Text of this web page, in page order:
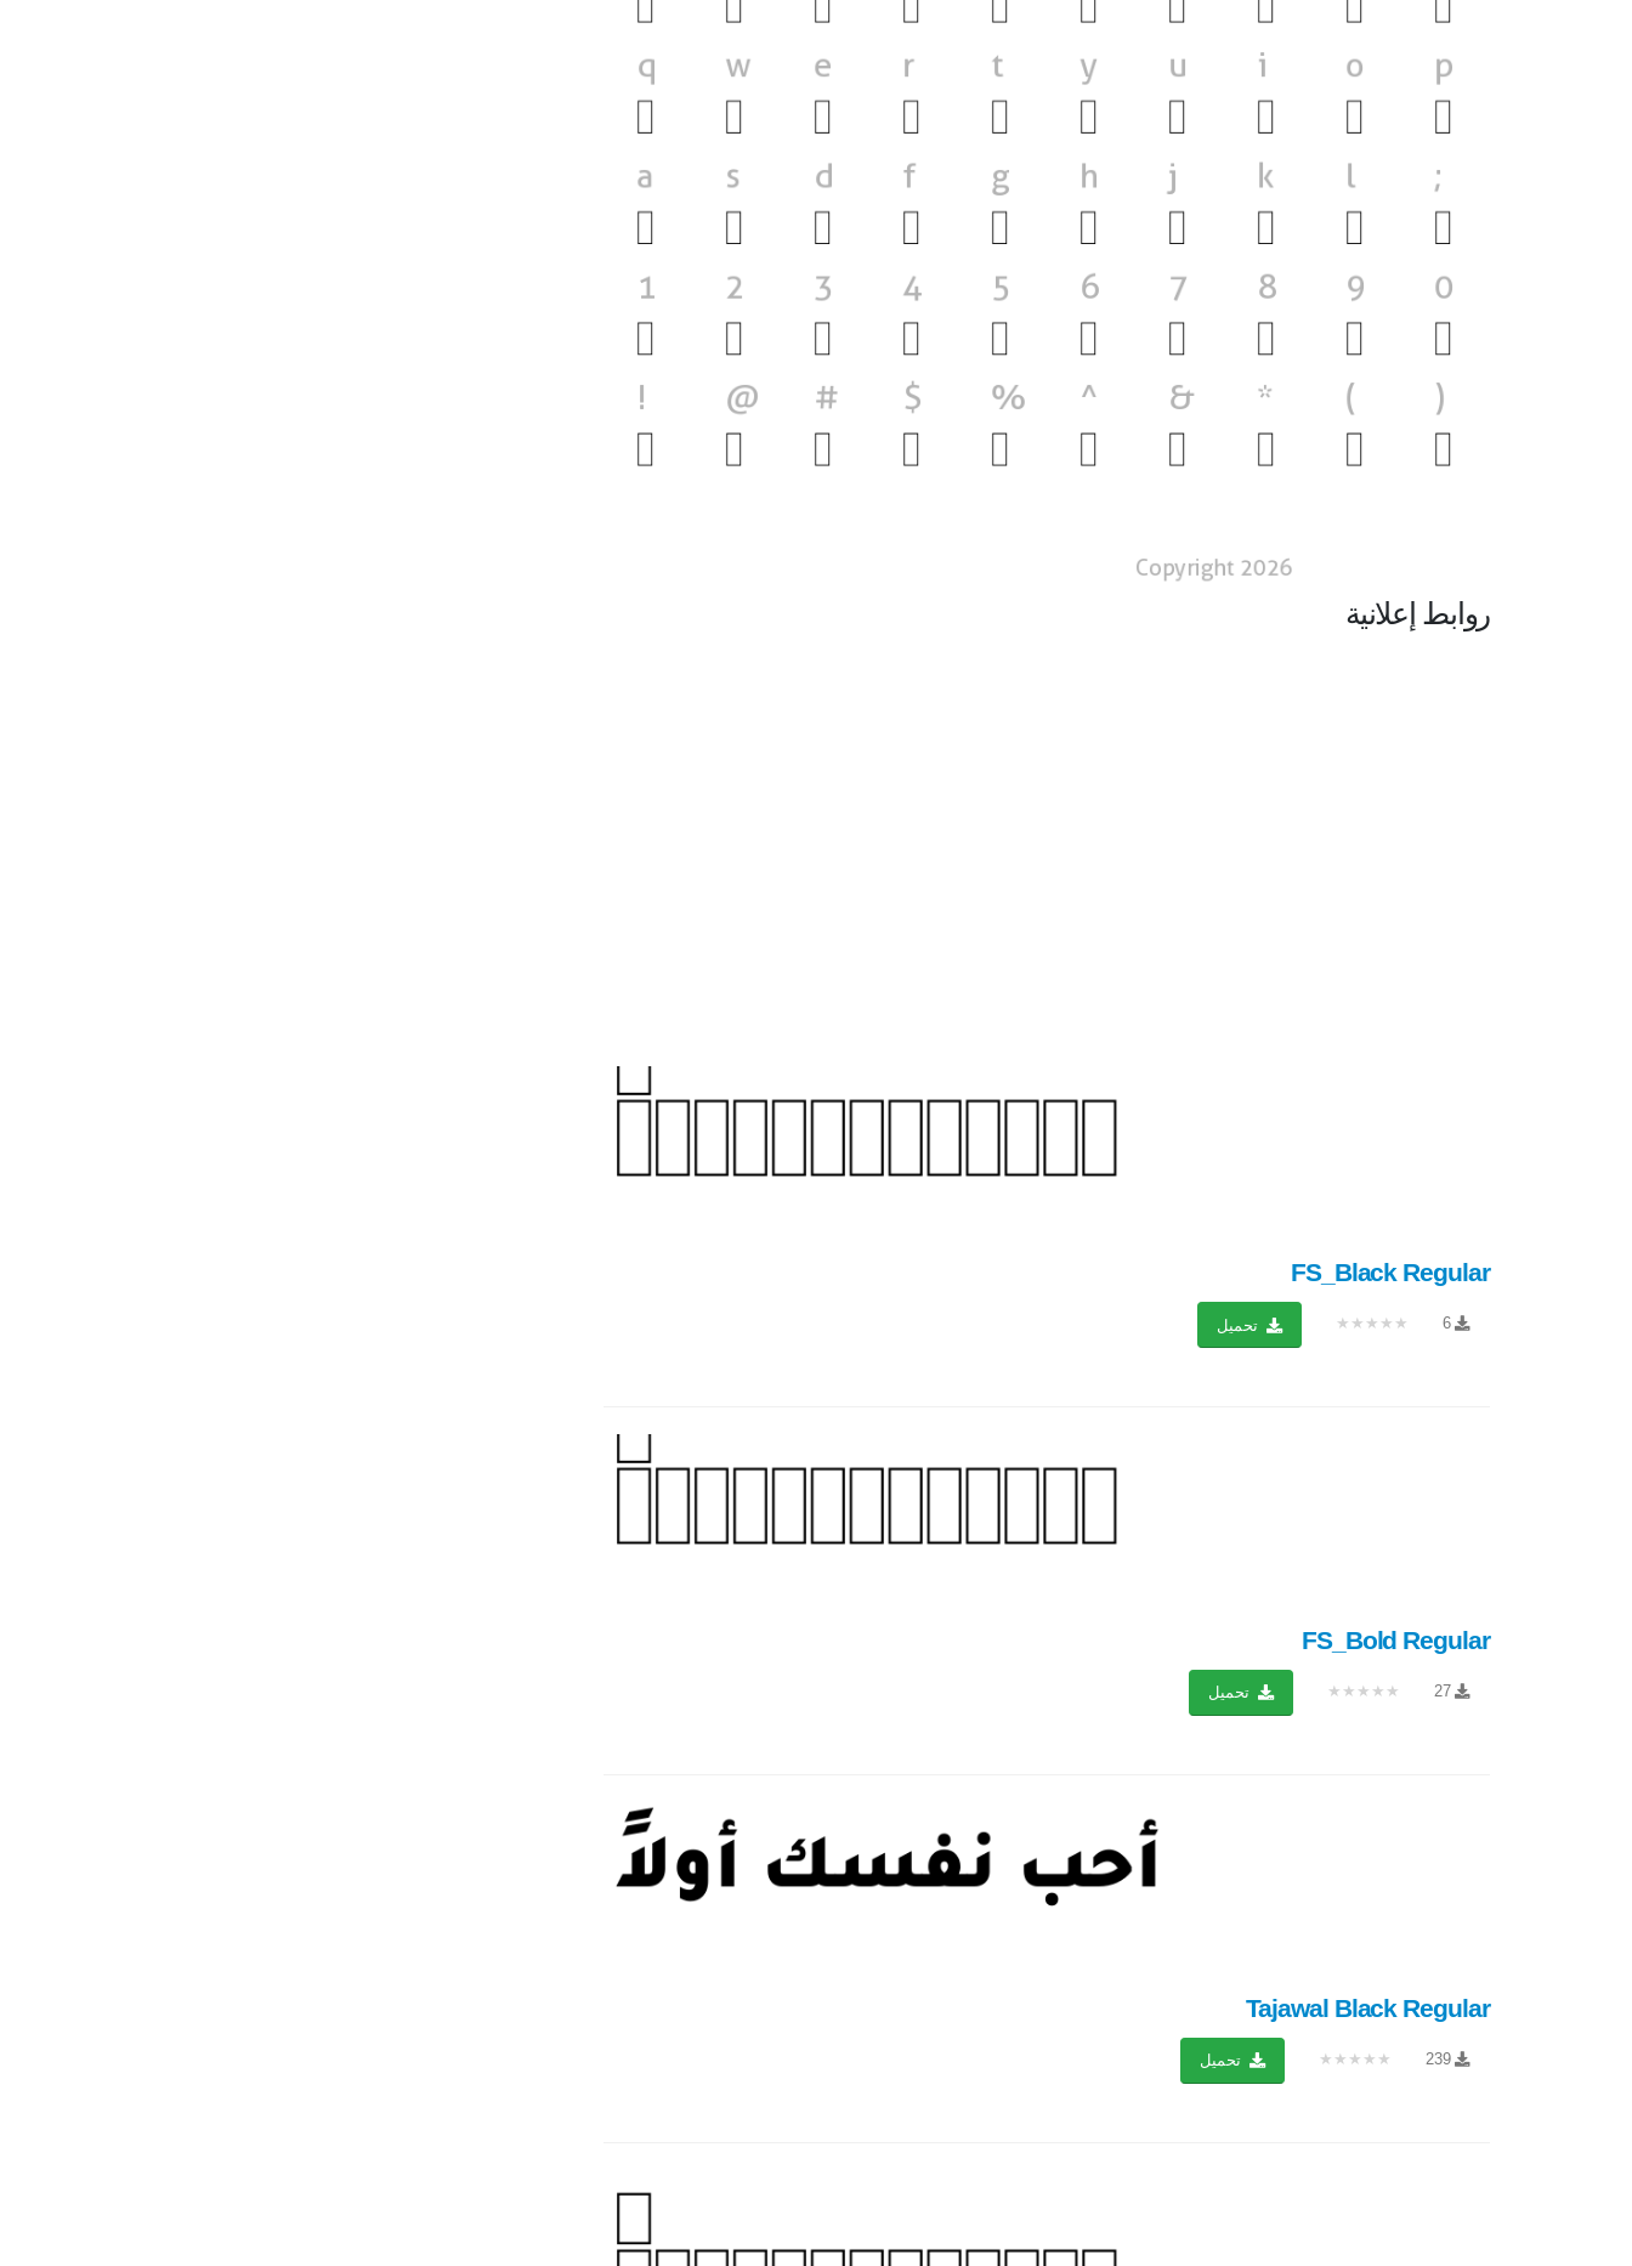
روابط إعلانية
FS_Black Regular
6
★★★★★ تحميل
FS_Bold Regular
27
★★★★★ تحميل
Tajawal Black Regular
239
★★★★★ تحميل